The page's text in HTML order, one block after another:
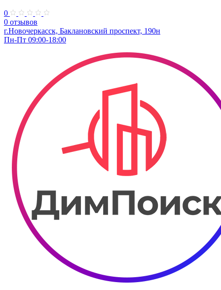
0
0 отзывов
г.Новочеркасск, Баклановский проспект, 190н
Пн-Пт 09:00-18:00